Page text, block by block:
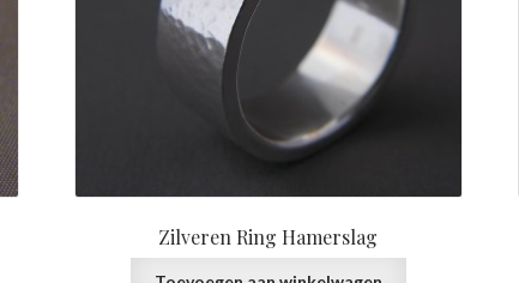
Zilveren Ring Hamerslag